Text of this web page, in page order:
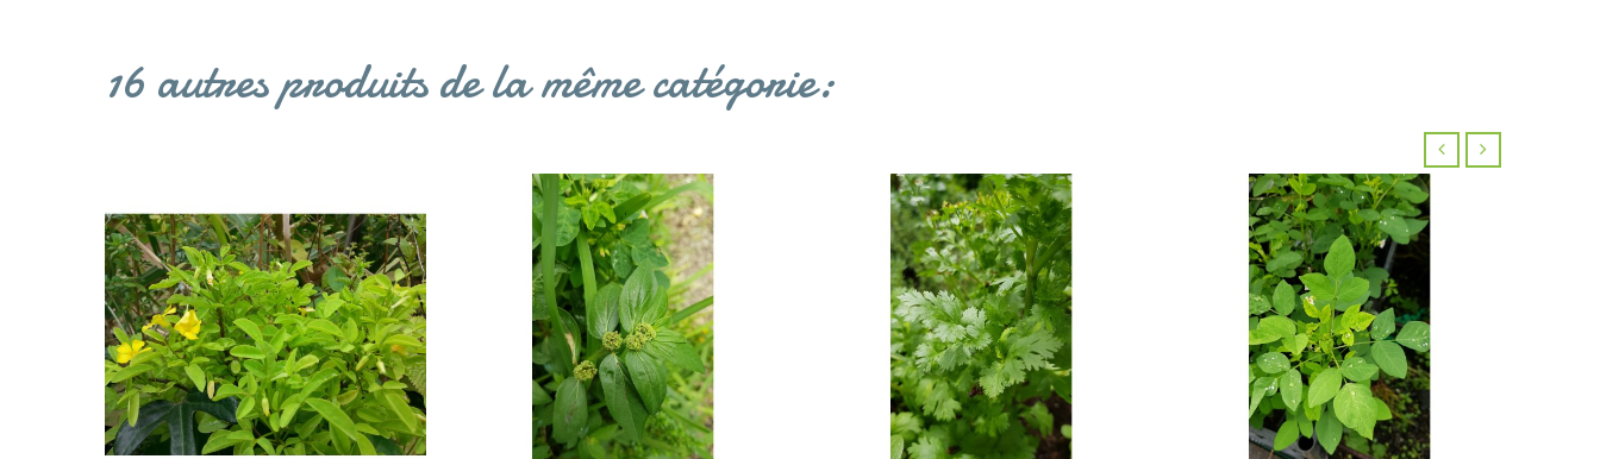
16 autres produits de la même catégorie: